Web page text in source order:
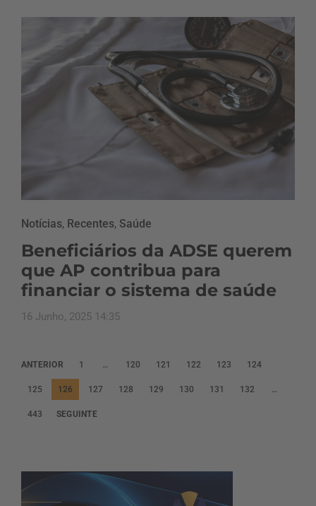
Notícias, Recentes, Saúde
Beneficiários da ADSE querem
que AP contribua para
financiar o sistema de saúde
16 Junho, 2025 14:35
P
a
g
a
ç
ANTERIOR 1 … 120 121 122 123 124
125 126 127 128 129 130 131 132 …
443 SEGUINTE